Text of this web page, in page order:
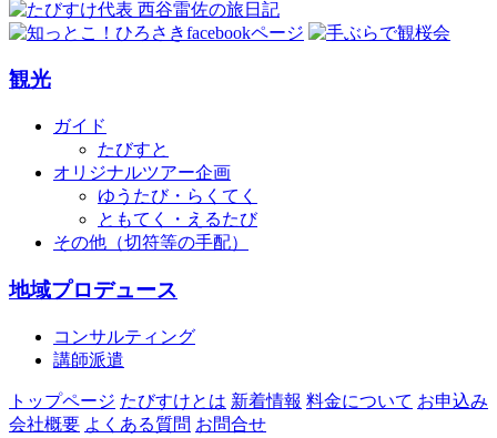
観光
ガイド
たびすと
オリジナルツアー企画
ゆうたび・らくてく
ともてく・えるたび
その他（切符等の手配）
地域プロデュース
コンサルティング
講師派遣
トップページ たびすけとは 新着情報 料金について お申込み
会社概要 よくある質問 お問合せ